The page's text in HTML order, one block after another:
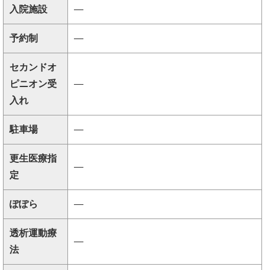
入院施設 ―
予約制 ―
セカンドオ
ピニオン受
入れ
―
駐車場 ―
更生医療指
定
―
ぽぽら ―
透析運動療
法
―